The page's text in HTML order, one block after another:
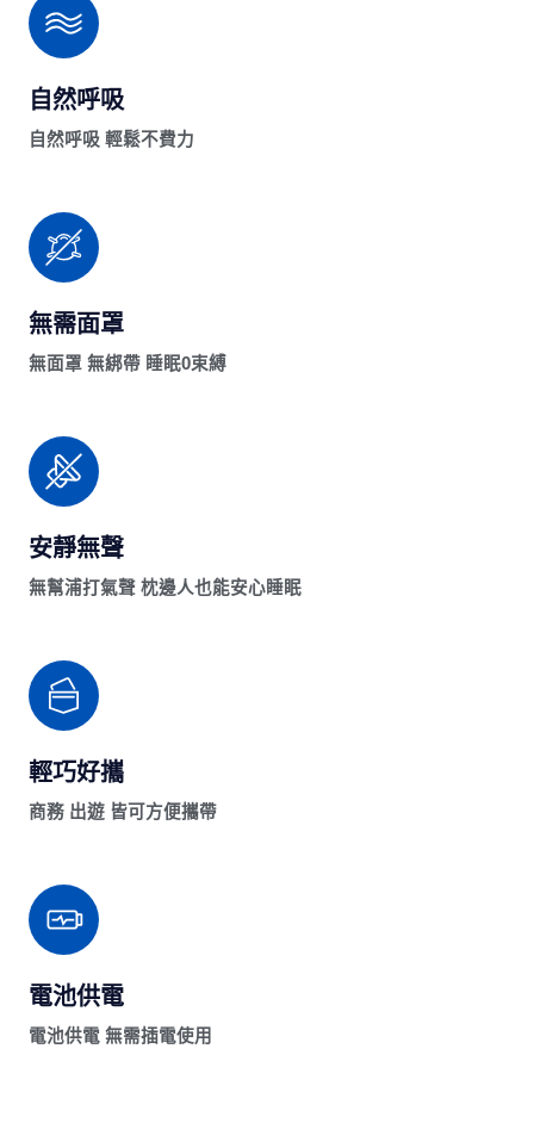
自然呼吸
自然呼吸 輕鬆不費力
無需面罩
無面罩 無綁帶 睡眠0束縛
安靜無聲
無幫浦打氣聲 枕邊人也能安心睡眠
輕巧好攜
商務 出遊 皆可方便攜帶
電池供電
電池供電 無需插電使用